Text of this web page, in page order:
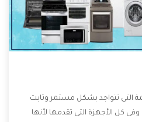
التى تتواجد بشكل مستمر وثابت
كل الأجهزة التى تقدمها لأنها